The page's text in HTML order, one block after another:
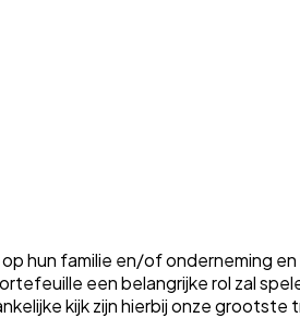
familie en/of onderneming en
een belangrijke rol zal
kijk zijn hierbij onze